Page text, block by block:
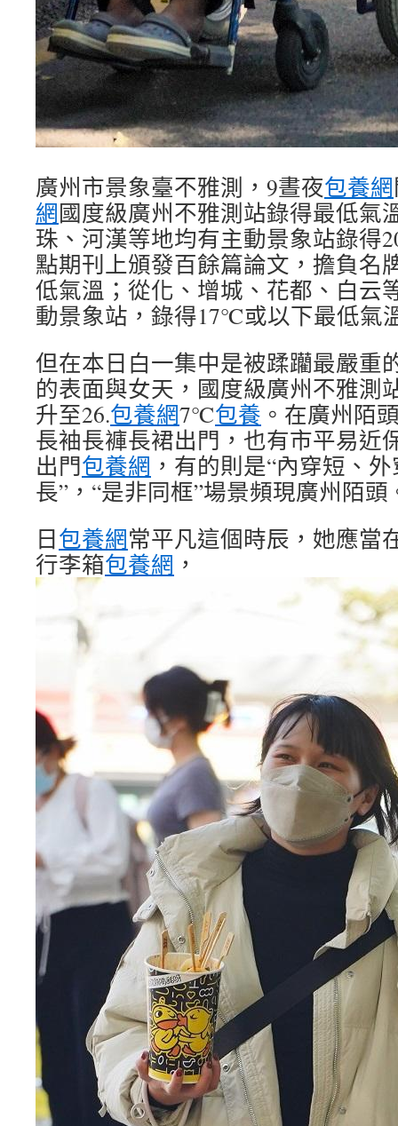
廣州市景象臺不雅測，9晝夜包養網
網國度級廣州不雅測站錄得最低氣
珠、河漢等地均有主動景象站錄得
點期刊上頒發百餘篇論文，擔負名
低氣溫；從化、增城、花都、白云
動景象站，錄得17℃或以下最低氣
但在本日白一集中是被蹂躪最嚴重
的表面與女天，國度級廣州不雅測
升至26.包養網7℃包養 。在廣州陌
長袖長褲長裙出門，也有市平易近
出門包養網 ，有的則是“內穿短、
長”，“是非同框”場景頻現廣州陌頭
日包養網常平凡這個時辰，她應當
行李箱包養網 ，